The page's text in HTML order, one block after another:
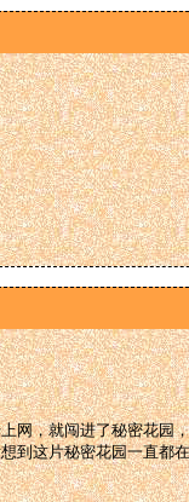
网，就闯进了秘密花园
到这片秘密花园一直都